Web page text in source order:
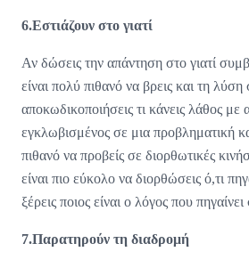
6.Εστιάζουν στο γιατί
Αν δώσεις την απάντηση στο γιατί
είναι πολύ πιθανό να βρεις και τη
αποκωδικοποιήσεις τι κάνεις λάθος με
εγκλωβισμένος σε μια προβληματική
πιθανό να προβείς σε διορθωτικές
είναι πιο εύκολο να διορθώσεις ό,τι
ξέρεις ποιος είναι ο λόγος που
7.Παρατηρούν τη διαδρομή